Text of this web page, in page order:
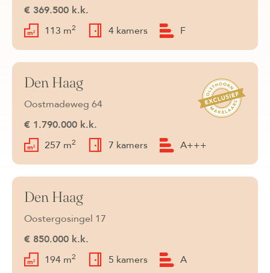
€ 369.500 k.k.
113 m2 4 kamers F
Beschikbaar
Den Haag
Oostmadeweg 64
€ 1.790.000 k.k.
257 m2 7 kamers A+++
Beschikbaar
Den Haag
Oostergosingel 17
€ 850.000 k.k.
194 m2 5 kamers A